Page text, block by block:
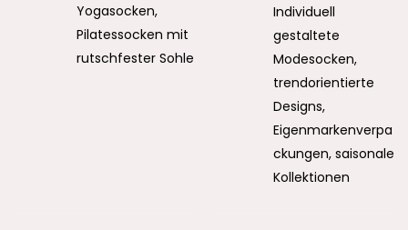
Yogasocken,
Pilatessocken mit
rutschfester Sohle
Individuell
gestaltete
Modesocken,
trendorientierte
Designs,
Eigenmarkenverpa
ckungen, saisonale
Kollektionen